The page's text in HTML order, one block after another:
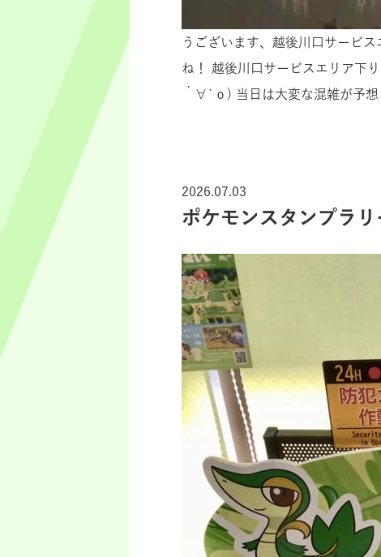
うございます、越後川口サービ
ね！ 越後川口サービスエリア下
´∀`о) 当日は大変な混雑が予想
2026.07.03
ポケモンスタンプラ